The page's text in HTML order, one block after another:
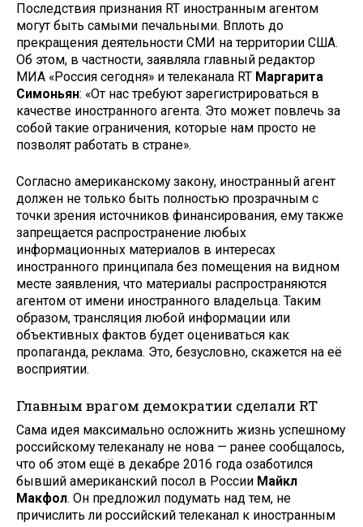
Последствия признания RT иностранным агентом
могут быть самыми печальными. Вплоть до
прекращения деятельности СМИ на территории США.
Об этом, в частности, заявляла главный редактор
МИА «Россия сегодня» и телеканала RT Маргарита
Симоньян: «От нас требуют зарегистрироваться в
качестве иностранного агента. Это может повлечь за
собой такие ограничения, которые нам просто не
позволят работать в стране».
Согласно американскому закону, иностранный агент
должен не только быть полностью прозрачным с
точки зрения источников финансирования, ему также
запрещается распространение любых
информационных материалов в интересах
иностранного принципала без помещения на видном
месте заявления, что материалы распространяются
агентом от имени иностранного владельца. Таким
образом, трансляция любой информации или
объективных фактов будет оцениваться как
пропаганда, реклама. Это, безусловно, скажется на её
восприятии.
Главным врагом демократии сделали RT
Сама идея максимально осложнить жизнь успешному
российскому телеканалу не нова — ранее сообщалось,
что об этом ещё в декабре 2016 года озаботился
бывший американский посол в России Майкл
Макфол. Он предложил подумать над тем, не
причислить ли российский телеканал к иностранным